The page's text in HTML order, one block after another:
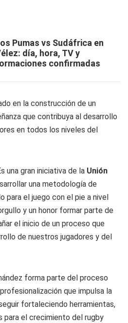
Pumas vs Sudáfrica en
día, hora, TV y
confirmadas
en la construcción de un
que contribuya al desarrollo
en todos los niveles del
una gran iniciativa de la Unión
una metodología de
para el juego con el pie a nivel
y un honor formar parte de
el inicio de un proceso que
de nuestros jugadores y del
forma parte del proceso
que impulsa la
fortaleciendo herramientas,
para el crecimiento del rugby